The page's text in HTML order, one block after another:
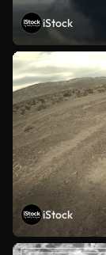
iStock
iStock